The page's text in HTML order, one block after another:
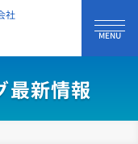
社
最新情報